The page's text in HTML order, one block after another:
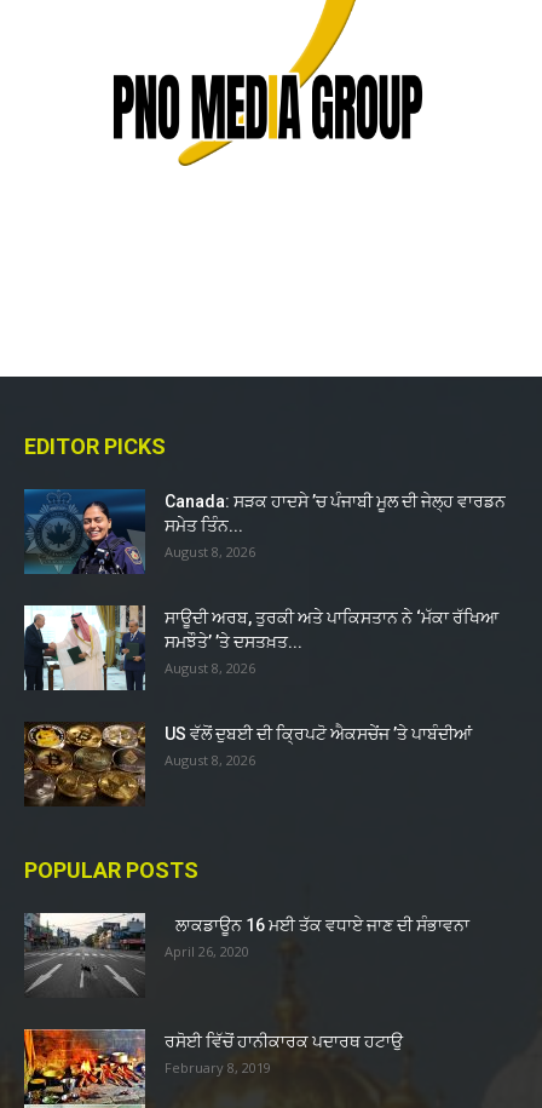
EDITOR PICKS
Canada: ਸੜਕ ਹਾਦਸੇ ’ਚ ਪੰਜਾਬੀ ਮੂਲ ਦੀ ਜੇਲ੍ਹ ਵਾਰਡਨ
ਸਮੇਤ ਤਿੰਨ...
August 8, 2026
ਸਾਊਦੀ ਅਰਬ, ਤੁਰਕੀ ਅਤੇ ਪਾਕਿਸਤਾਨ ਨੇ ‘ਮੱਕਾ ਰੱਖਿਆ
ਸਮਝੌਤੇ’ ’ਤੇ ਦਸਤਖ਼ਤ...
August 8, 2026
US ਵੱਲੋਂ ਦੁਬਈ ਦੀ ਕ੍ਰਿਪਟੋ ਐਕਸਚੇਂਜ ’ਤੇ ਪਾਬੰਦੀਆਂ
August 8, 2026
POPULAR POSTS
ਲਾਕਡਾਊਨ 16 ਮਈ ਤੱਕ ਵਧਾਏ ਜਾਣ ਦੀ ਸੰਭਾਵਨਾ
April 26, 2020
ਰਸੋਈ ਵਿੱਚੋਂ ਹਾਨੀਕਾਰਕ ਪਦਾਰਥ ਹਟਾਉ
February 8, 2019